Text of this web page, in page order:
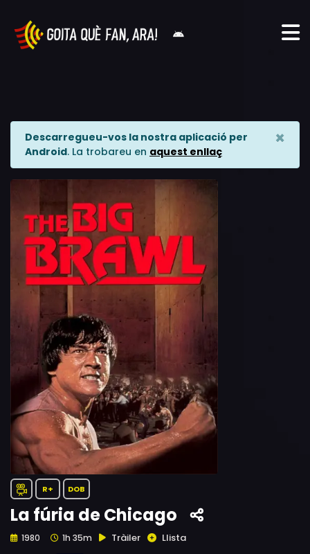
Descarregueu-vos la nostra aplicació per
Android. La trobareu en aquest enllaç
×
R+ DOB
La fúria de Chicago
1980 1h 35m Tràiler Llista